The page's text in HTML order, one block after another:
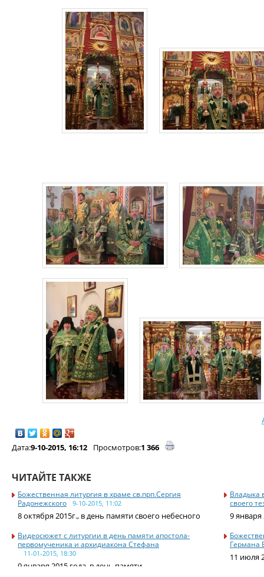
Дата:9-10-2015, 16:12 Просмотров:1 366
ЧИТАЙТЕ ТАКЖЕ
Божественная литургия в храме св.прп.Сергия
Радонежского
9-10-2015, 11:02
8 октября 2015г., в день памяти своего небесного
Владыка
своего
9 января
Видеосюжет с литургии в день памяти апостола-
первомученика и архидиакона Стефана
11-01-2015, 18:30
9 января 2015 года, в день памяти
Германа
11 июля